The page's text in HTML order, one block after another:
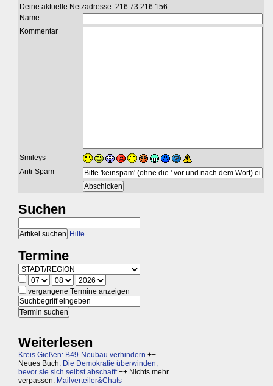
Deine aktuelle Netzadresse: 216.73.216.156
Name
Kommentar
Smileys
Anti-Spam
Suchen
Hilfe
Termine
vergangene Termine anzeigen
Weiterlesen
Kreis Gießen: B49-Neubau verhindern ++
Neues Buch: Die Demokratie überwinden,
bevor sie sich selbst abschafft++ Nichts mehr
verpassen: Mailverteiler&Chats